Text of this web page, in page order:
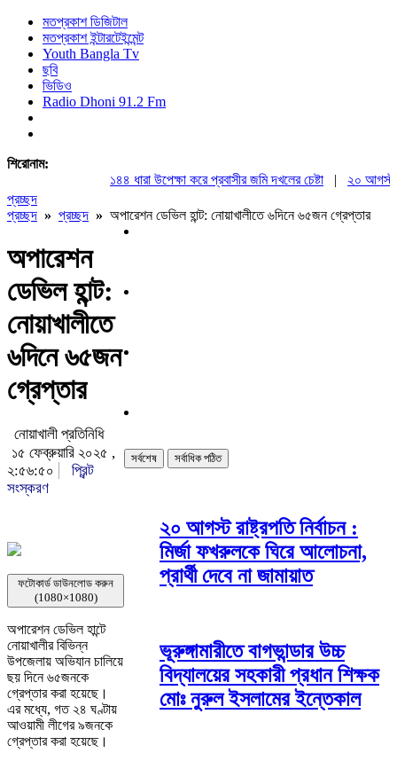
মতপ্রকাশ ডিজিটাল
মতপ্রকাশ ইন্টারটেইন্মেন্ট
Youth Bangla Tv
ছবি
ভিডিও
Radio Dhoni 91.2 Fm
শিরোনাম:
১৪৪ ধারা উপেক্ষা করে প্রবাসীর জমি দখলের চেষ্টা|
২০ আগস্ট
প্রচ্ছদ
প্রচ্ছদ » প্রচ্ছদ » অপারেশন ডেভিল হান্ট: নোয়াখালীতে ৬দিনে ৬৫জন গ্রেপ্তার
অপারেশন
ডেভিল হান্ট:
নোয়াখালীতে
৬দিনে ৬৫জন
গ্রেপ্তার
নোয়াখালী প্রতিনিধি
১৫ ফেব্রুয়ারি ২০২৫ ,
২:৫৬:৫০
প্রিন্ট
সংস্করণ
ফটোকার্ড ডাউনলোড করুন
(1080×1080)
অপারেশন ডেভিল হান্টে
নোয়াখালীর বিভিন্ন
উপজেলায় অভিযান চালিয়ে
ছয় দিনে ৬৫জনকে
গ্রেপ্তার করা হয়েছে।
এর মধ্যে, গত ২৪ ঘণ্টায়
আওয়ামী লীগের ৯জনকে
গ্রেপ্তার করা হয়েছে।
সর্বশেষ সর্বাধিক পঠিত
২০ আগস্ট রাষ্ট্রপতি নির্বাচন :
মির্জা ফখরুলকে ঘিরে আলোচনা,
প্রার্থী দেবে না জামায়াত
ভূরুঙ্গামারীতে বাগভান্ডার উচ্চ
বিদ্যালয়ের সহকারী প্রধান শিক্ষক
মোঃ নুরুল ইসলামের ইন্তেকাল